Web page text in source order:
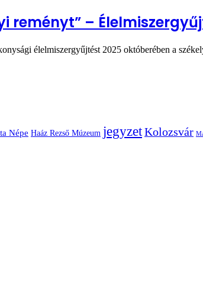
reményt” –
élelmiszergyűjtést 2025 októberében a
Népe Haáz Rezső Múzeum jegyzetKolozsvár